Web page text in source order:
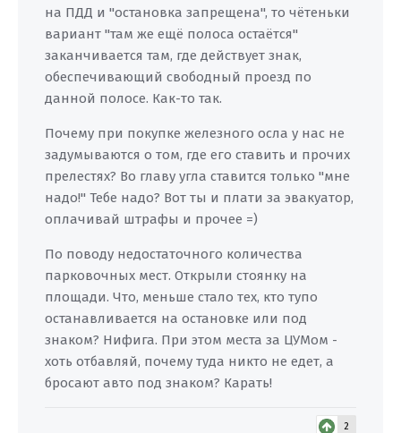
на ПДД и "остановка запрещена", то чётеньки
вариант "там же ещё полоса остаётся"
заканчивается там, где действует знак,
обеспечивающий свободный проезд по
данной полосе. Как-то так.
Почему при покупке железного осла у нас не
задумываются о том, где его ставить и прочих
прелестях? Во главу угла ставится только "мне
надо!" Тебе надо? Вот ты и плати за эвакуатор,
оплачивай штрафы и прочее =)
По поводу недостаточного количества
парковочных мест. Открыли стоянку на
площади. Что, меньше стало тех, кто тупо
останавливается на остановке или под
знаком? Нифига. При этом места за ЦУМом -
хоть отбавляй, почему туда никто не едет, а
бросают авто под знаком? Карать!
2